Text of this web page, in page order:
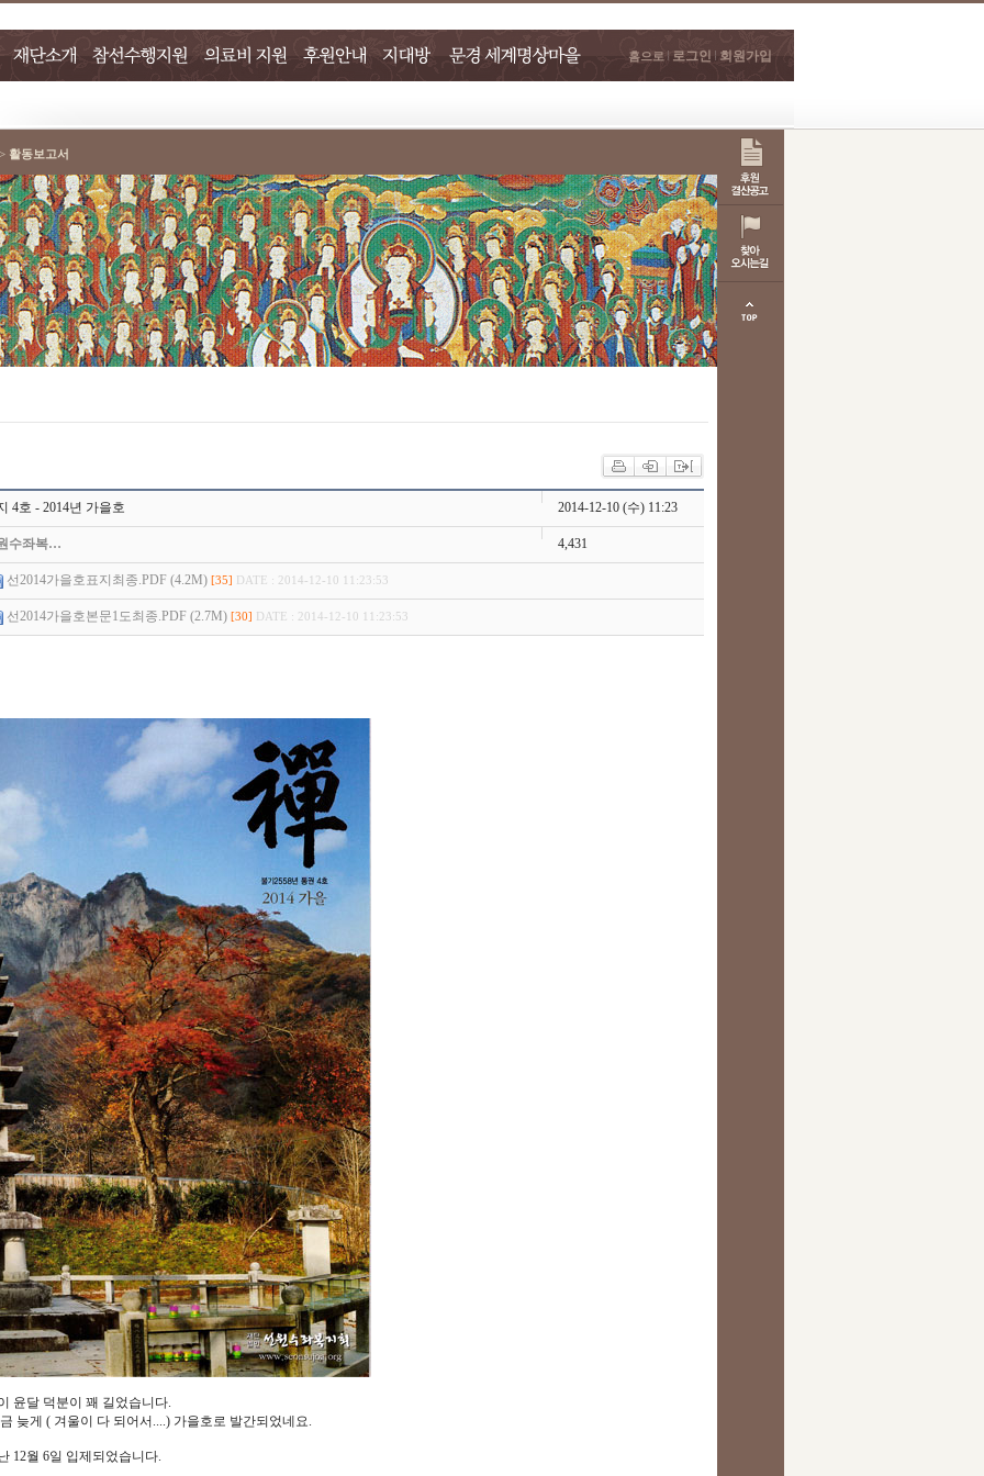
홈으로 로그인 회원가입
활동보고서
4호 - 2014년 가을호 2014-12-10 (수) 11:23
수좌복… 4,431
선2014가을호표지최종.PDF (4.2M) [35] DATE : 2014-12-10 11:23:53
선2014가을호본문1도최종.PDF (2.7M) [30] DATE : 2014-12-10 11:23:53
윤달 덕분이 꽤 길었습니다.
늦게 ( 겨울이 다 되어서....) 가을호로 발간되었네요.
12월 6일 입제되었습니다.